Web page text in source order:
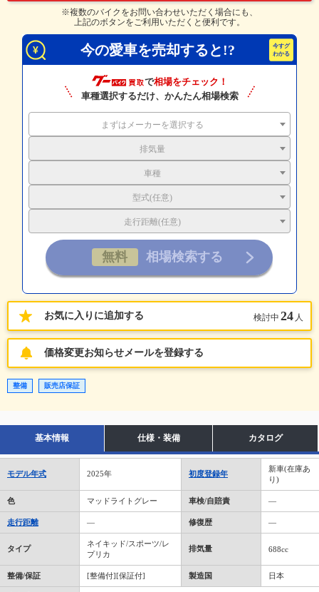
※複数のバイクをお問い合わせいただく場合にも、
上記のボタンをご利用いただくと便利です。
今の愛車を売却すると!?
で相場をチェック！
車種選択するだけ、かんたん相場検索
まずはメーカーを選択する
排気量
車種
型式(任意)
走行距離(任意)
お気に入りに追加する 検討中 24 人
価格変更お知らせメールを登録する
整備 販売店保証
基本情報 仕様・装備 カタログ
モデル年式 2025年 初度登録年
新車(在庫あ
り)
色 マッドライトグレー 車検/自賠責 ―
走行距離 ― 修復歴 ―
タイプ
ネイキッド/スポーツ/レ
プリカ
排気量 688cc
整備/保証 [整備付][保証付] 製造国 日本